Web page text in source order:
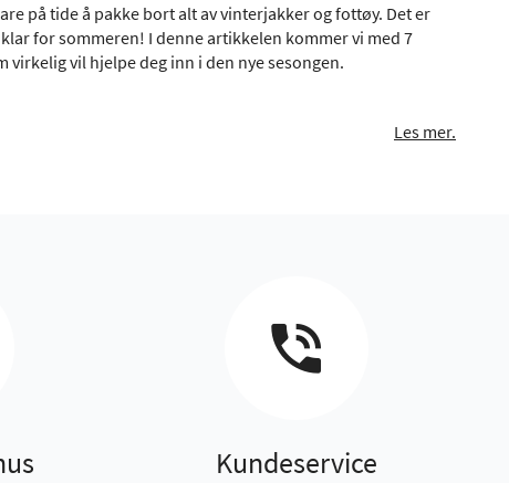
på tide å pakke bort alt av vinterjakker og fottøy. Det er
for sommeren! I denne artikkelen kommer vi med 7
vil hjelpe deg inn i den nye sesongen.
Les mer.
Kundeservice